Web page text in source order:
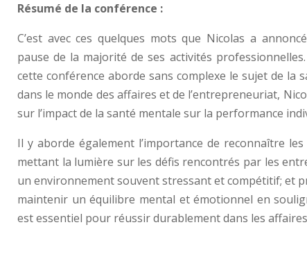
Résumé de la conférence :
C’est avec ces quelques mots que Nicolas a
pause de la majorité de ses activités
cette conférence aborde sans complexe le sujet de la
dans le monde des affaires et de l’entrepreneuriat,
sur l’impact de la santé mentale sur la performance
Il y aborde également l’importance de reconnaître
mettant la lumière sur les défis rencontrés par les
un environnement souvent stressant et compétitif; et
maintenir un équilibre mental et émotionnel en
est essentiel pour réussir durablement dans les